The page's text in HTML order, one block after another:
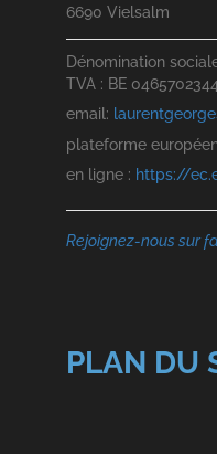
6690 Vielsalm
Dénomination sociale
TVA : BE 0465702344
email:
plateforme
en ligne : https://
Rejoignez-nous sur
PLAN DU